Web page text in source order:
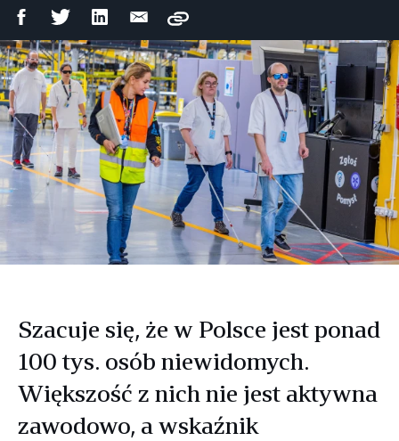
Udostępnij
Facebooku
Udostępnij
Twitterze
Udostępnij
LinkedIn
Wyślij
Copy
Szacuje się, że w Polsce jest ponad
100 tys. osób niewidomych.
Większość z nich nie jest aktywna
zawodowo, a wskaźnik